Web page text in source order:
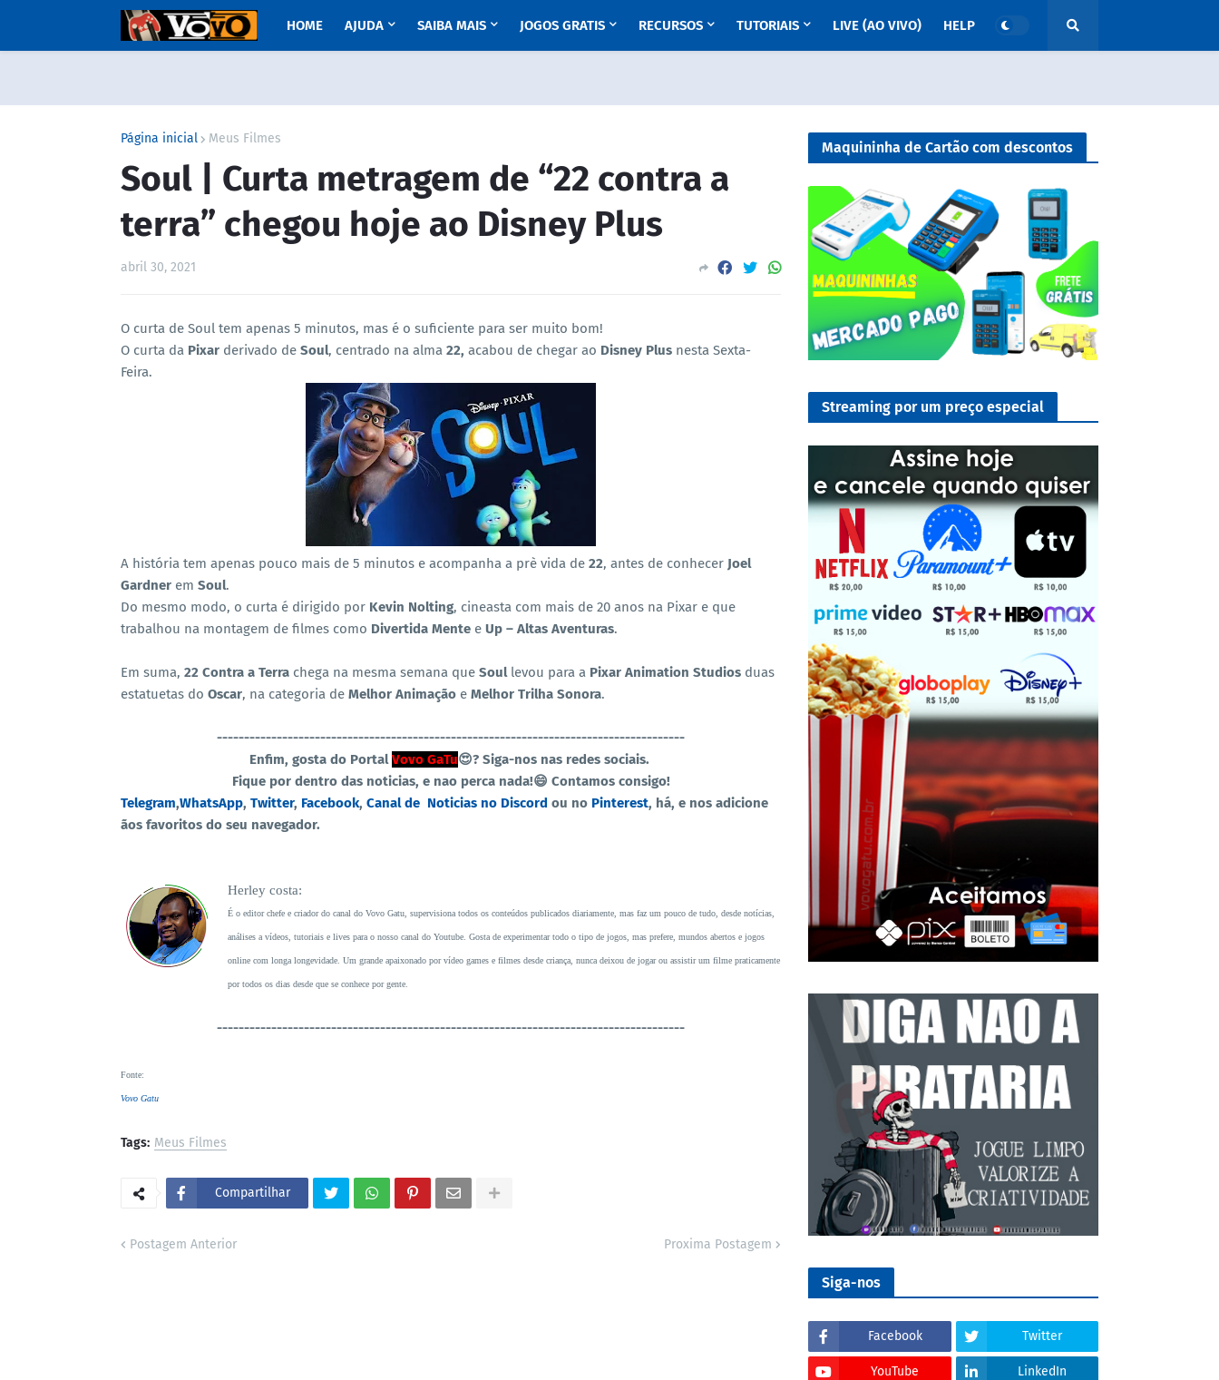
HOME AJUDA SAIBA MAIS JOGOS GRATIS RECURSOS TUTORIAIS LIVE (AO VIVO) HELP
Página inicial Meus Filmes
Soul | Curta metragem de “22 contra a
terra” chegou hoje ao Disney Plus
abril 30, 2021
O curta de Soul tem apenas 5 minutos, mas é o suficiente para ser muito bom!
O curta da Pixar derivado de Soul, centrado na alma 22, acabou de chegar ao Disney Plus nesta Sexta-
Feira.
A história tem apenas pouco mais de 5 minutos e acompanha a prè vida de 22, antes de conhecer Joel
Gardner em Soul.
Do mesmo modo, o curta é dirigido por Kevin Nolting, cineasta com mais de 20 anos na Pixar e que
trabalhou na montagem de filmes como Divertida Mente e Up – Altas Aventuras.
Em suma, 22 Contra a Terra chega na mesma semana que Soul levou para a Pixar Animation Studios duas
estatuetas do Oscar, na categoria de Melhor Animação e Melhor Trilha Sonora.
--------------------------------------------------------------------------------------
Enfim, gosta do PortalVovo GaTu😍? Siga-nos nas redes sociais.
Fique por dentro das noticias, e nao perca nada!😄 Contamos consigo!
Telegram,WhatsApp, Twitter, Facebook, Canal de Noticias no Discord ou no Pinterest, há, e nos adicione
ãos favoritos do seu navegador.
Herley costa:
É o editor chefe e criador do canal do Vovo Gatu, supervisiona todos os conteúdos publicados diariamente, mas faz um pouco de tudo, desde notícias,
análises a vídeos, tutoriais e lives para o nosso canal do Youtube. Gosta de experimentar todo o tipo de jogos, mas prefere, mundos abertos e jogos
online com longa longevidade. Um grande apaixonado por vídeo games e filmes desde criança, nunca deixou de jogar ou assistir um filme praticamente
por todos os dias desde que se conhece por gente.
--------------------------------------------------------------------------------------
Fonte:
Vovo Gatu
Tags: Meus Filmes
Compartilhar
Postagem Anterior Proxima Postagem
Maquininha de Cartão com descontos
Streaming por um preço especial
Siga-nos
Facebook Twitter
YouTube LinkedIn